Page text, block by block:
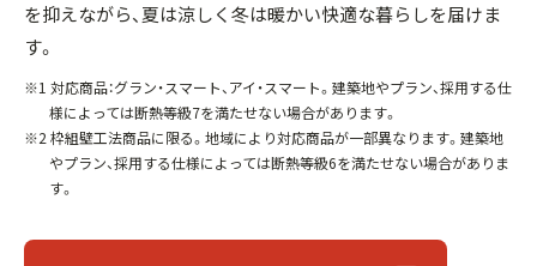
を抑えながら、夏は涼しく冬は暖かい快適な暮らしを届けま
す。
※1 対応商品：グラン・スマート、アイ・スマート。建築地やプラン、採用する仕
様によっては断熱等級7を満たせない場合があります。
※2 枠組壁工法商品に限る。地域により対応商品が一部異なります。建築地
やプラン、採用する仕様によっては断熱等級6を満たせない場合がありま
す。